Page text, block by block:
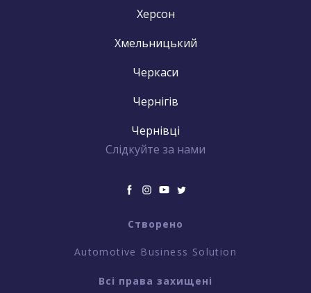
Херсон
Хмельницький
Черкаси
Чернігів
Чернівці
Слідкуйте за нами
Створено
Automotive Business Solution
Всі права захищені